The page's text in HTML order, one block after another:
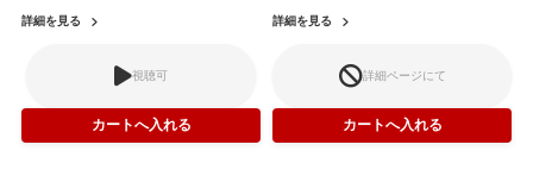
詳細を見る
視聴可
詳細を見る
詳細ページにて